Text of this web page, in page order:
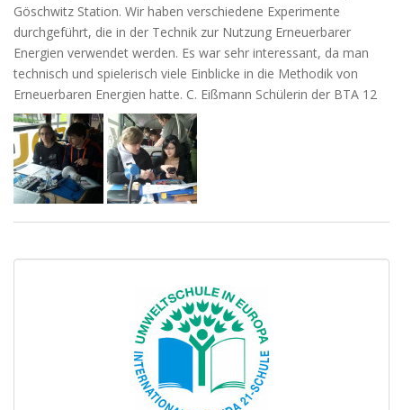
Göschwitz Station. Wir haben verschiedene Experimente
durchgeführt, die in der Technik zur Nutzung Erneuerbarer
Energien verwendet werden. Es war sehr interessant, da man
technisch und spielerisch viele Einblicke in die Methodik von
Erneuerbaren Energien hatte. C. Eißmann Schülerin der BTA 12